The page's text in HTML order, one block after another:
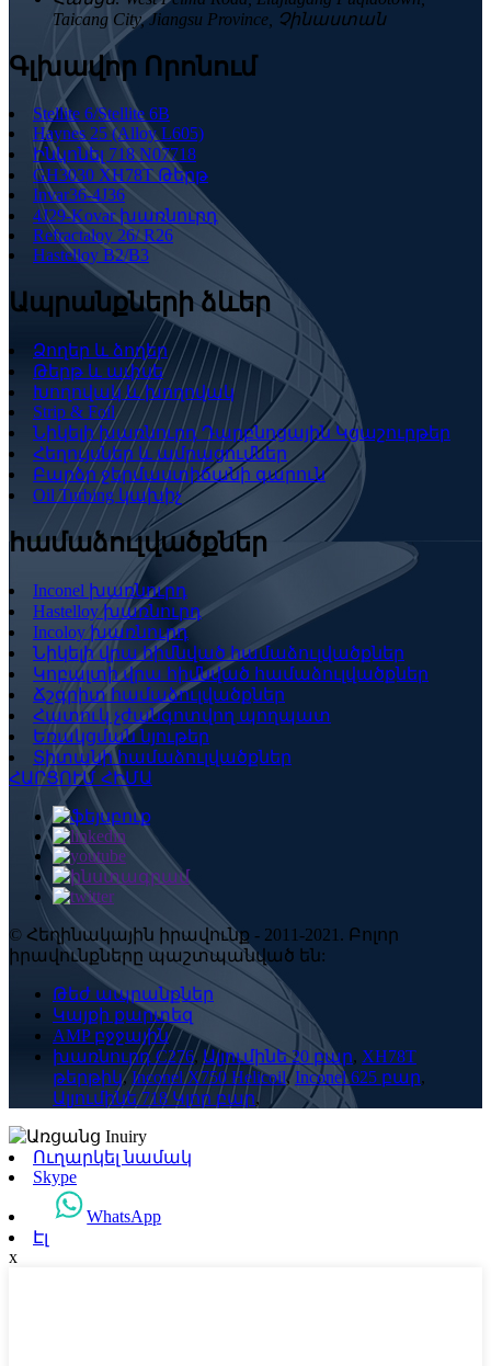
Taicang City, Jiangsu Province, Չինաստան
Գլխավոր Որոնում
Stellite 6/Stellite 6B
Haynes 25 (Alloy L605)
Ինկոնել 718 N07718
GH3030 XH78T Թերթ
Invar36-4J36
4J29-Kovar խառնուրդ
Refractaloy 26/ R26
Hastelloy B2/B3
Ապրանքների ձևեր
Ձողեր և ձողեր
Թերթ և ափսե
Խողովակ և խողովակ
Strip & Foil
Նիկելի խառնուրդ Դարբնոցային Կցաշուրթեր
Հեղույսներ և ամրացումներ
Բարձր ջերմաստիճանի գարուն
Oil Turbing կախիչ
համաձուլվածքներ
Inconel խառնուրդ
Hastelloy խառնուրդ
Incoloy խառնուրդ
Նիկելի վրա հիմնված համաձուլվածքներ
Կոբալտի վրա հիմնված համաձուլվածքներ
Ճշգրիտ համաձուլվածքներ
Հատուկ չժանգոտվող պողպատ
Եռակցման նյութեր
Տիտանի համաձուլվածքներ
ՀԱՐՑՈՒՄ ՀԻՄԱ
© Հեղինակային իրավունք - 2011-2021. Բոլոր
իրավունքները պաշտպանված են:
Թեժ ապրանքներ
Կայքի քարտեզ
AMP բջջային
խառնուրդ C276, Ալյումինե 20 բար, XH78T
թերթիկ,Inconel X750 Helicoil,Inconel 625 բար,
Ալյումինե 718 Կլոր բար,
Ուղարկել նամակ
Skype
WhatsApp
Էլ
x